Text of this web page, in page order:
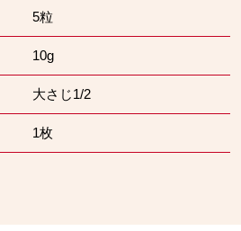
5粒
10g
大さじ1/2
1枚